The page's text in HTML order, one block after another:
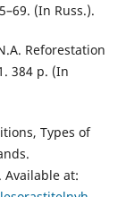
(In Russ.).
Reforestation
384 p. (In
Types of
Available at: